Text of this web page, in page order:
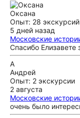
Оксана
Опыт: 28 экскурсий
5 дней назад
Московские
Спасибо
А
Андрей
Опыт: 2 экскурсии
2 августа
Московские
очень было